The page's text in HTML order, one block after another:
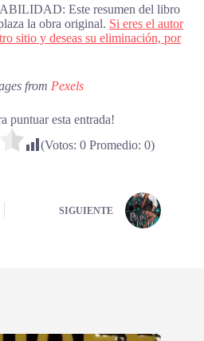
Este resumen del libro
la obra original. Si eres el autor
sitio y deseas su eliminación, por
from Pexels
puntuar esta entrada!
(Votos: 0Promedio: 0)
SIGUIENTE